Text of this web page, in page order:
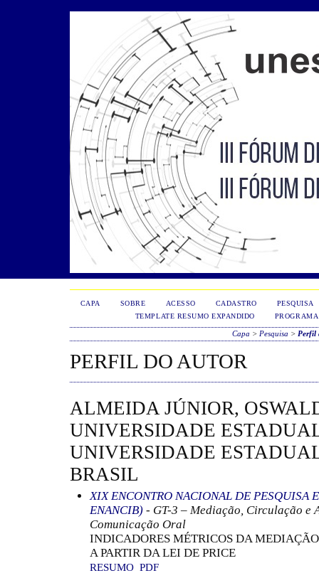
CAPA SOBRE ACESSO CADASTRO
PESQUISA
TEMPLATE RESUMO EXPANDIDO
PROGRAMA
Capa > Pesquisa > Perfil
PERFIL DO AUTOR
ALMEIDA JÚNIOR,
UNIVERSIDADE
UNIVERSIDADE
BRASIL
XIX ENCONTRO NACIONAL DE PESQUISA
ENANCIB) - GT-3 – Mediação, Circulação e
Comunicação Oral
INDICADORES MÉTRICOS DA
A PARTIR DA LEI DE PRICE
RESUMO PDF